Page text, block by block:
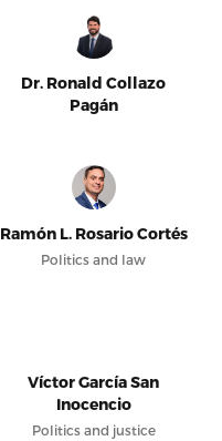
Dr. Ronald Collazo
Pagán
Ramón L. Rosario Cortés
Politics and law
Víctor García San
Inocencio
Politics and justice